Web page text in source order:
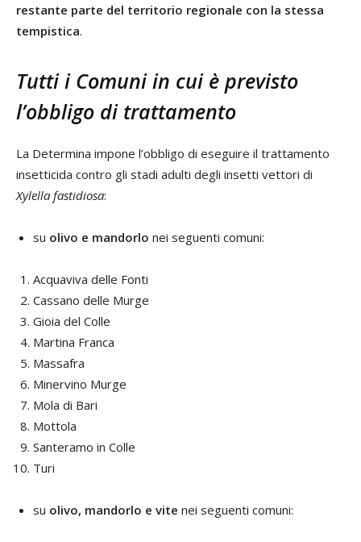
restante parte del territorio regionale con la stessa
tempistica.
Tutti i Comuni in cui è previsto
l’obbligo di trattamento
La Determina impone l’obbligo di eseguire il trattamento
insetticida contro gli stadi adulti degli insetti vettori di
Xylella fastidiosa:
su olivo e mandorlo nei seguenti comuni:
Acquaviva delle Fonti
Cassano delle Murge
Gioia del Colle
Martina Franca
Massafra
Minervino Murge
Mola di Bari
Mottola
Santeramo in Colle
Turi
su olivo, mandorlo e vite nei seguenti comuni: